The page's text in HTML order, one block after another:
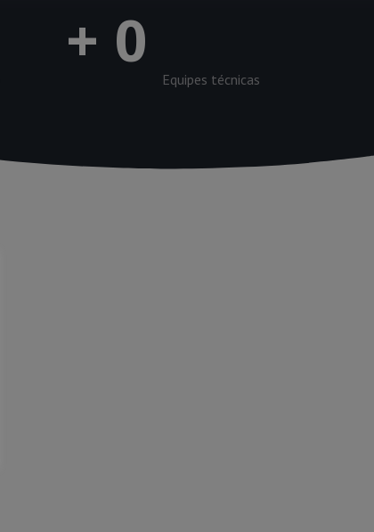
+ 0
Equipes técnicas